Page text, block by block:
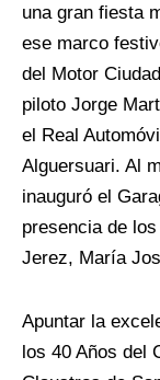
una gran fiesta
ese marco
del Motor
piloto Jorge
el Real
Alguersuari. Al
inauguró el
presencia de
Jerez, María
Apuntar la
los 40 Años del